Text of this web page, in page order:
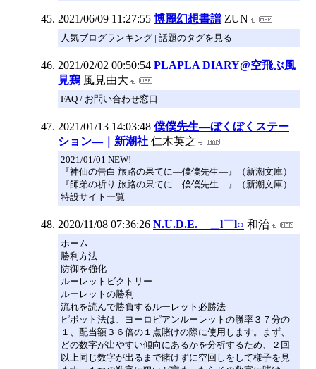
2021/06/09 11:27:55 博麗幻想書譜 ZUN
人気ブログランキング | 話題のタグを見る
2021/02/02 00:50:54 PLAPLA DIARY@空飛ぶ風
見鶏 風見由大
FAQ / お問い合わせ窓口
2021/01/13 14:03:48 僕僕先生―ぼくぼくステー
ション―｜新潮社 仁木英之
2021/01/01 NEW!
『神仙の告白 旅路の果てに―僕僕先生―』（新潮文庫）
『師弟の祈り 旅路の果てに―僕僕先生―』（新潮文庫）
特設サイト一覧
2020/11/08 07:36:26 N.U.D.E. ＿l￣l○ 和治
ホーム
勝利方法
防御を強化
ルーレットビクトリー
ルーレットの勝利
流れを読んで勝負するルーレット必勝法
ピボット法は、ヨーロピアンルーレットの勝率３７分の
１、配当額３６倍の１点賭けの際に使用します。まず、
どの数字が出やすい傾向にあるかを分析するため、２回
以上同じ数字が出るまで賭けずに空回しをして様子を見